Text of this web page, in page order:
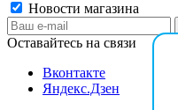
Новости магазина
Оставайтесь на связи
Вконтакте
Яндекс.Дзен